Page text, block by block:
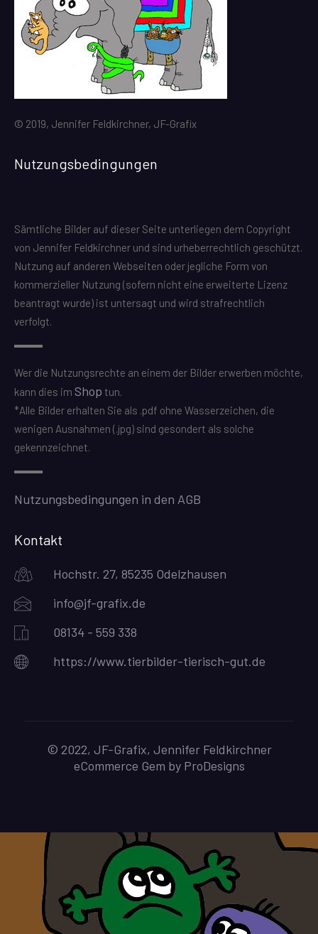
© 2019, Jennifer Feldkirchner, JF-Grafix
Nutzungsbedingungen
Sämtliche Bilder auf dieser Seite unterliegen dem Copyright
von Jennifer Feldkirchner und sind urheberrechtlich geschützt.
Nutzung auf anderen Webseiten oder jegliche Form von
kommerzieller Nutzung (sofern nicht eine erweiterte Lizenz
beantragt wurde) ist untersagt und wird strafrechtlich
verfolgt.
Wer die Nutzungsrechte an einem der Bilder erwerben möchte,
kann dies im Shop tun.
*Alle Bilder erhalten Sie als .pdf ohne Wasserzeichen, die
wenigen Ausnahmen (.jpg) sind gesondert als solche
gekennzeichnet.
Nutzungsbedingungen in den AGB
Kontakt
Hochstr. 27, 85235 Odelzhausen
info@jf-grafix.de
08134 - 559 338
https://www.tierbilder-tierisch-gut.de
© 2022, JF-Grafix, Jennifer Feldkirchner
eCommerce Gem by ProDesigns